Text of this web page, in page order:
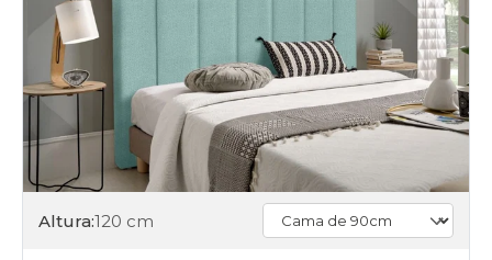
Altura:120 cm